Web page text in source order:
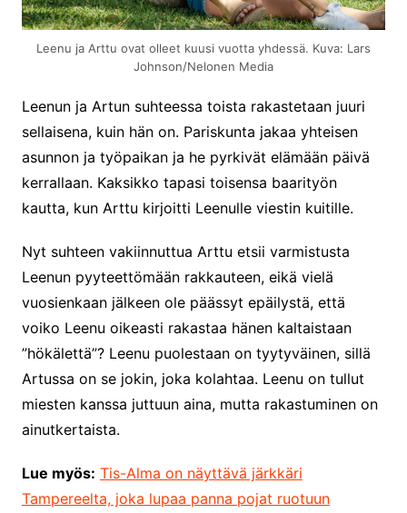
Leenu ja Arttu ovat olleet kuusi vuotta yhdessä. Kuva: Lars
Johnson/Nelonen Media
Leenun ja Artun suhteessa toista rakastetaan juuri
sellaisena, kuin hän on. Pariskunta jakaa yhteisen
asunnon ja työpaikan ja he pyrkivät elämään päivä
kerrallaan. Kaksikko tapasi toisensa baarityön
kautta, kun Arttu kirjoitti Leenulle viestin kuitille.
Nyt suhteen vakiinnuttua Arttu etsii varmistusta
Leenun pyyteettömään rakkauteen, eikä vielä
vuosienkaan jälkeen ole päässyt epäilystä, että
voiko Leenu oikeasti rakastaa hänen kaltaistaan
”hökälettä”? Leenu puolestaan on tyytyväinen, sillä
Artussa on se jokin, joka kolahtaa. Leenu on tullut
miesten kanssa juttuun aina, mutta rakastuminen on
ainutkertaista.
Lue myös: Tis-Alma on näyttävä järkkäri
Tampereelta, joka lupaa panna pojat ruotuun